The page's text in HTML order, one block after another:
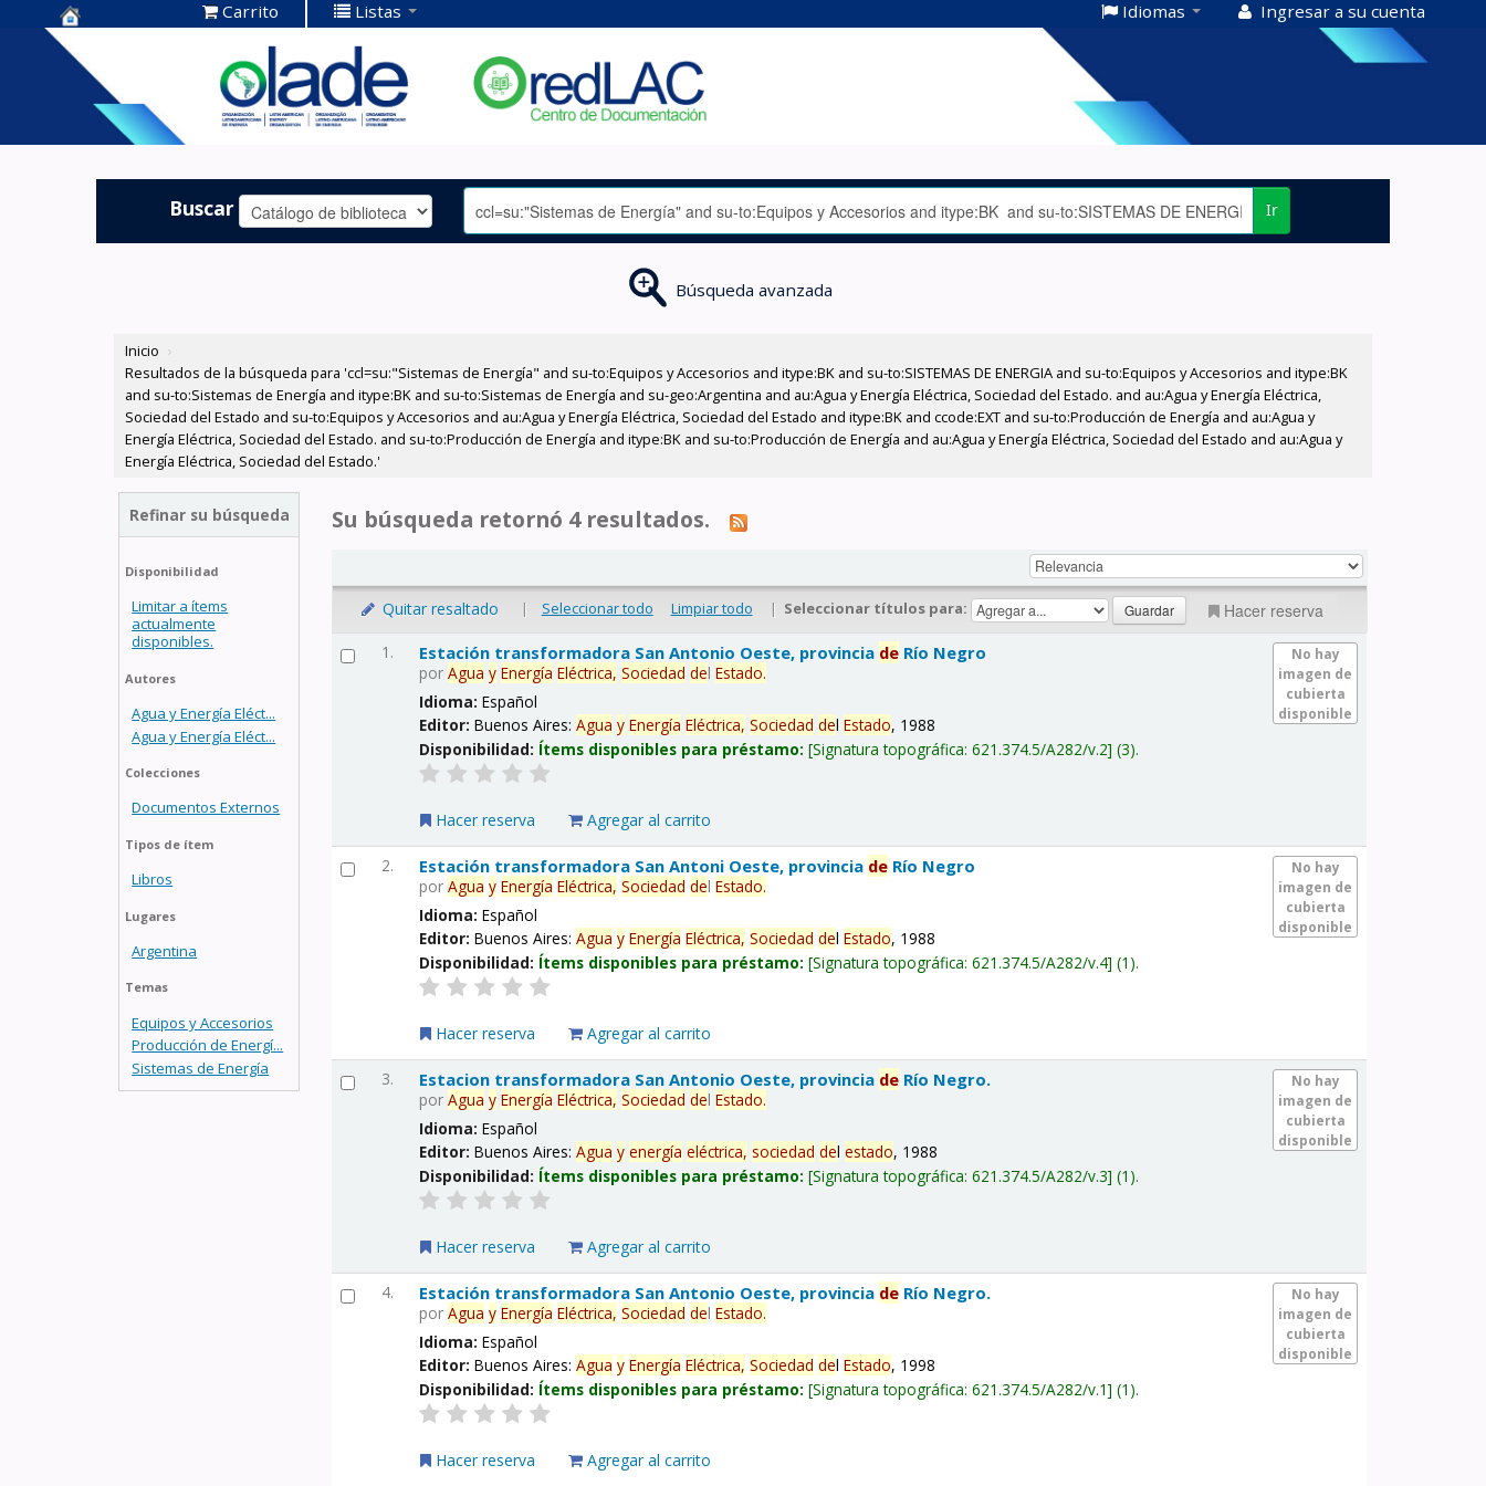
Centro de
Documentación
OLADE -
Carrito Listas Idiomas Ingresar a su cuenta
Buscar Ir
Búsqueda avanzada
Inicio ›
Resultados de la búsqueda para 'ccl=su:"Sistemas de Energía" and su-to:Equipos y Accesorios and itype:BK and su-to:SISTEMAS DE ENERGIA and su-to:Equipos y Accesorios and itype:BK
and su-to:Sistemas de Energía and itype:BK and su-to:Sistemas de Energía and su-geo:Argentina and au:Agua y Energía Eléctrica, Sociedad del Estado. and au:Agua y Energía Eléctrica,
Sociedad del Estado and su-to:Equipos y Accesorios and au:Agua y Energía Eléctrica, Sociedad del Estado and itype:BK and ccode:EXT and su-to:Producción de Energía and au:Agua y
Energía Eléctrica, Sociedad del Estado. and su-to:Producción de Energía and itype:BK and su-to:Producción de Energía and au:Agua y Energía Eléctrica, Sociedad del Estado and au:Agua y
Energía Eléctrica, Sociedad del Estado.'
Refinar su búsqueda
Disponibilidad
Limitar a ítems
actualmente
disponibles.
Autores
Agua y Energía Eléct...
Agua y Energía Eléct...
Colecciones
Documentos Externos
Tipos de ítem
Libros
Lugares
Argentina
Temas
Equipos y Accesorios
Producción de Energí...
Sistemas de Energía
Su búsqueda retornó 4 resultados.
Quitar resaltado | Seleccionar todo Limpiar todo | Seleccionar títulos para: Hacer reserva
1.
No hay
imagen de
cubierta
disponible
Estación transformadora San Antonio Oeste, provincia de Río Negro
porAgua y Energía Eléctrica, Sociedad delEstado.
Idioma:Español
Editor:Buenos Aires:Agua y Energía Eléctrica, Sociedad delEstado, 1988
Disponibilidad: Ítems disponibles para préstamo: Signatura topográfica:621.374.5/A282/v.2 (3).
Hacer reserva Agregar al carrito
2.
No hay
imagen de
cubierta
disponible
Estación transformadora San Antoni Oeste, provincia de Río Negro
porAgua y Energía Eléctrica, Sociedad delEstado.
Idioma:Español
Editor:Buenos Aires:Agua y Energía Eléctrica, Sociedad delEstado, 1988
Disponibilidad: Ítems disponibles para préstamo: Signatura topográfica:621.374.5/A282/v.4 (1).
Hacer reserva Agregar al carrito
3.
No hay
imagen de
cubierta
disponible
Estacion transformadora San Antonio Oeste, provincia de Río Negro.
porAgua y Energía Eléctrica, Sociedad delEstado.
Idioma:Español
Editor:Buenos Aires:Agua y energía eléctrica, sociedad delestado, 1988
Disponibilidad: Ítems disponibles para préstamo: Signatura topográfica:621.374.5/A282/v.3 (1).
Hacer reserva Agregar al carrito
4.
No hay
imagen de
cubierta
disponible
Estación transformadora San Antonio Oeste, provincia de Río Negro.
porAgua y Energía Eléctrica, Sociedad delEstado.
Idioma:Español
Editor:Buenos Aires:Agua y Energía Eléctrica, Sociedad delEstado, 1998
Disponibilidad: Ítems disponibles para préstamo: Signatura topográfica:621.374.5/A282/v.1 (1).
Hacer reserva Agregar al carrito